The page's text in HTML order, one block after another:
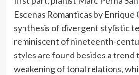
Escenas Romanticas by Enrique
synthesis of divergent stylistic
reminiscent of nineteenth-
styles are found besides a trend
weakening of tonal relations,